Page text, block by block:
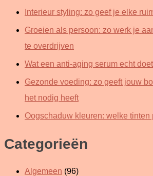
Interieur styling: zo geef je elke
Groeien als persoon: zo werk je
te overdrijven
Wat een anti-aging serum echt
Gezonde voeding: zo geeft jouw
het nodig heeft
Oogschaduw kleuren: welke tinten
Categorieën
Algemeen (96)